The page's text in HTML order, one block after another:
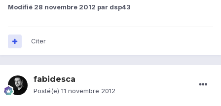
Modifié 28 novembre 2012 par dsp43
Citer
fabidesca
Posté(e) 11 novembre 2012